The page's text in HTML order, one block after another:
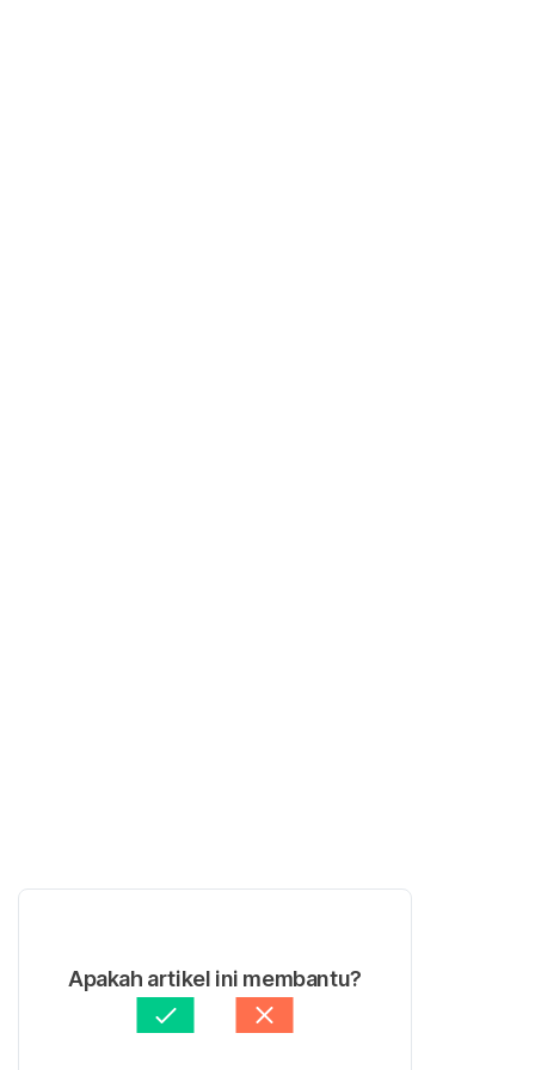
Apakah artikel ini membantu?